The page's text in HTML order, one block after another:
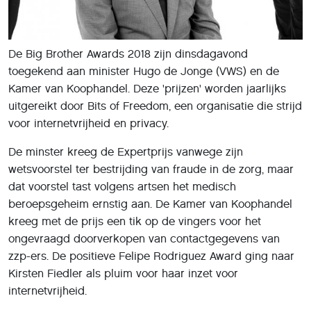
De Big Brother Awards 2018 zijn dinsdagavond
toegekend aan minister Hugo de Jonge (VWS) en de
Kamer van Koophandel. Deze 'prijzen' worden jaarlijks
uitgereikt door Bits of Freedom, een organisatie die strijd
voor internetvrijheid en privacy.
De minster kreeg de Expertprijs vanwege zijn
wetsvoorstel ter bestrijding van fraude in de zorg, maar
dat voorstel tast volgens artsen het medisch
beroepsgeheim ernstig aan. De Kamer van Koophandel
kreeg met de prijs een tik op de vingers voor het
ongevraagd doorverkopen van contactgegevens van
zzp-ers. De positieve Felipe Rodriguez Award ging naar
Kirsten Fiedler als pluim voor haar inzet voor
internetvrijheid.